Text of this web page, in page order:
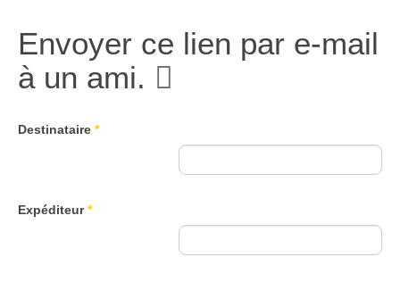
Envoyer ce lien par e-mail
à un ami.
Destinataire *
Expéditeur*